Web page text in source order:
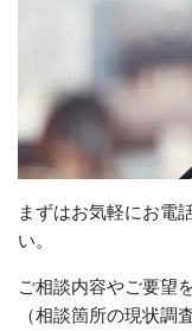
まずはお気軽にお電
い。
ご相談内容やご要望
（相談箇所の現状調